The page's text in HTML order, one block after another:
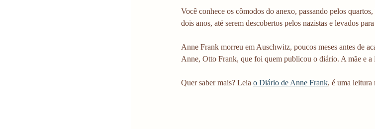
Você conhece os cômodos do anexo, passando pelos
dois anos, até serem descobertos pelos nazistas e levados
Anne Frank morreu em Auschwitz, poucos meses antes de
Anne, Otto Frank, que foi quem publicou o diário. A mãe e
Quer saber mais? Leia o Diário de Anne Frank, é uma leitura